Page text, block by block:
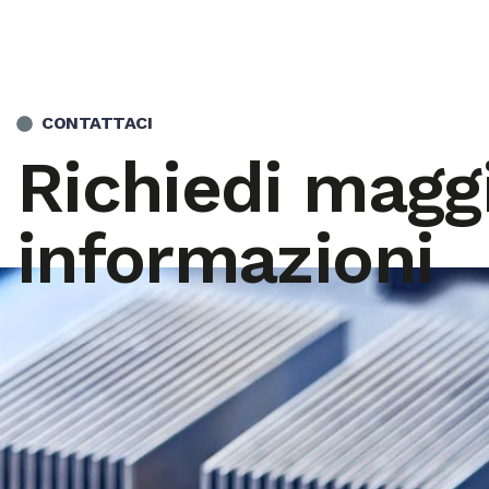
CONTATTACI
Richiedi
informazioni